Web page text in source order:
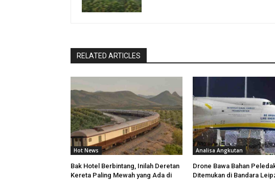
RELATED ARTICLES
Hot News
Bak Hotel Berbintang, Inilah Deretan
Kereta Paling Mewah yang Ada di
Analisa Angkutan
Drone Bawa Bahan
Ditemukan di Bandara